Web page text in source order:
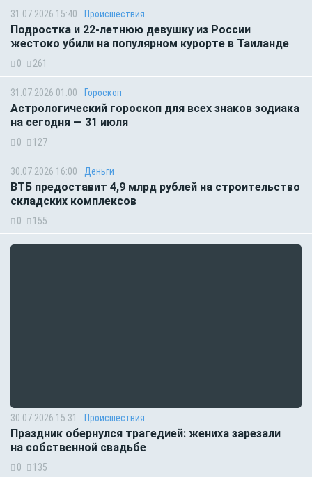
31.07.2026 15:40 Происшествия
Подростка и 22-летнюю девушку из России
жестоко убили на популярном курорте в Таиланде
0 261
31.07.2026 01:00 Гороскоп
Астрологический гороскоп для всех знаков зодиака
на сегодня — 31 июля
0 127
30.07.2026 16:00 Деньги
ВТБ предоставит 4,9 млрд рублей на строительство
складских комплексов
0 155
30.07.2026 15:31 Происшествия
Праздник обернулся трагедией: жениха зарезали
на собственной свадьбе
0 135